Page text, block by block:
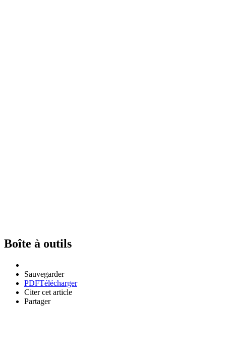
Boîte à outils
Sauvegarder
PDFTélécharger
Citer cet article
Partager